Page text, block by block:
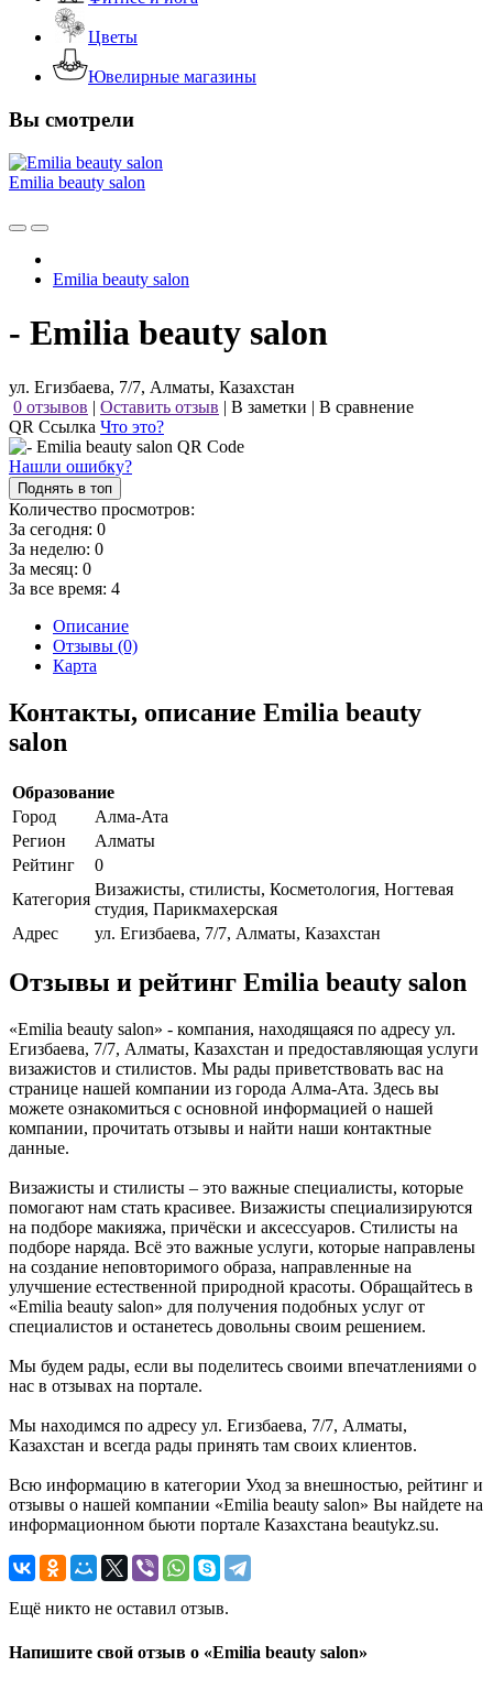
Цветы
Ювелирные магазины
Вы смотрели
Emilia beauty salon
Emilia beauty salon
- Emilia beauty salon
ул. Егизбаева, 7/7, Алматы, Казахстан
0 отзывов | Оставить отзыв | В заметки | В сравнение
QR Ссылка Что это?
Нашли ошибку?
Поднять в топ
Количество просмотров:
За сегодня: 0
За неделю: 0
За месяц: 0
За все время: 4
Описание
Отзывы (0)
Карта
Контакты, описание Emilia beauty
salon
Образование
Город
Алма-Ата
Регион
Алматы
Рейтинг
0
Категория
Визажисты, стилисты, Косметология, Ногтевая
студия, Парикмахерская
Адрес
ул. Егизбаева, 7/7, Алматы, Казахстан
Отзывы и рейтинг Emilia beauty salon
«Emilia beauty salon» - компания, находящаяся по адресу ул.
Егизбаева, 7/7, Алматы, Казахстан и предоставляющая услуги
визажистов и стилистов. Мы рады приветствовать вас на
странице нашей компании из города Алма-Ата. Здесь вы
можете ознакомиться с основной информацией о нашей
компании, прочитать отзывы и найти наши контактные
данные.
Визажисты и стилисты – это важные специалисты, которые
помогают нам стать красивее. Визажисты специализируются
на подборе макияжа, причёски и аксессуаров. Стилисты на
подборе наряда. Всё это важные услуги, которые направлены
на создание неповторимого образа, направленные на
улучшение естественной природной красоты. Обращайтесь в
«Emilia beauty salon» для получения подобных услуг от
специалистов и останетесь довольны своим решением.
Мы будем рады, если вы поделитесь своими впечатлениями о
нас в отзывах на портале.
Мы находимся по адресу ул. Егизбаева, 7/7, Алматы,
Казахстан и всегда рады принять там своих клиентов.
Всю информацию в категории Уход за внешностью, рейтинг и
отзывы о нашей компании «Emilia beauty salon» Вы найдете на
информационном бьюти портале Казахстана beautykz.su.
Ещё никто не оставил отзыв.
Напишите свой отзыв о «Emilia beauty salon»